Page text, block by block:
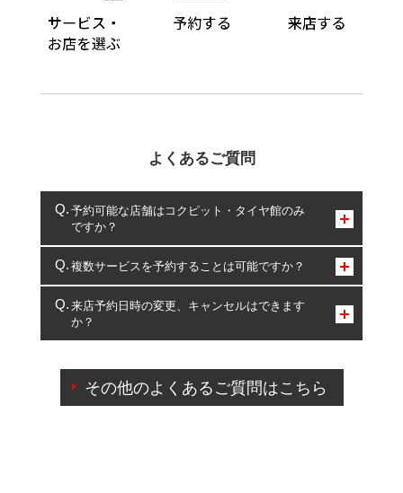
よくあるご質問
予約可能な店舗はコクピット・タイヤ館のみ
ですか？
コクピット・タイヤ館のみとなります。
複数サービスを予約することは可能ですか？
複数サービスのご予約は可能です。
一部の商品・サービスの組み合わせに限り、同時にご予約が
出来ないものもございます。
来店予約日時の変更、キャンセルはできます
か？
ご来店予約日の3営業日前を過ぎている場合のご予約
の日時変更につきましては、直接ご予約の店舗まで
その他のよくあるご質問はこちら